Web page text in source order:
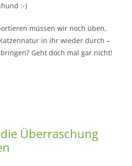
:-)
müssen wir noch üben,
in ihr wieder durch –
Geht doch mal gar nicht!
Überraschung